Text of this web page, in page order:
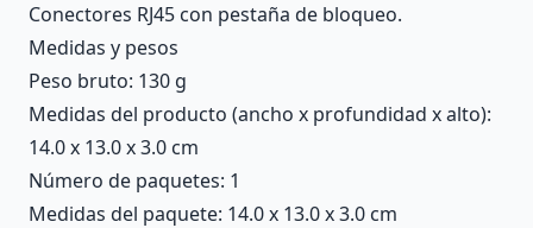
Conectores RJ45 con pestaña de bloqueo.
Medidas y pesos
Peso bruto: 130 g
Medidas del producto (ancho x profundidad x alto):
14.0 x 13.0 x 3.0 cm
Número de paquetes: 1
Medidas del paquete: 14.0 x 13.0 x 3.0 cm